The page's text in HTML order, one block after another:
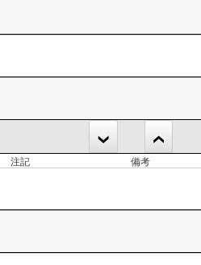
注記 備考